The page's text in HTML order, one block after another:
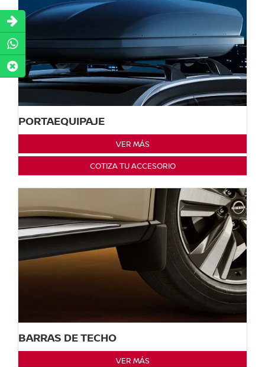
PORTAEQUIPAJE
VER MÁS
COTIZA TU ACCESORIO
BARRAS DE TECHO
VER MÁS